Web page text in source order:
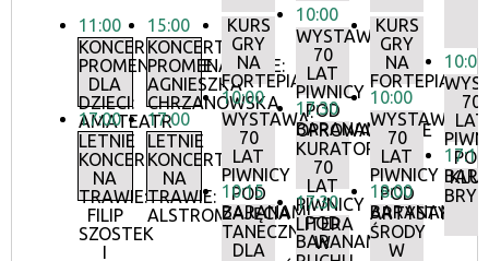
11:00
KONCERTY
PROMENADOWE
DLA
DZIECI:
AMATEATR
17:00
LETNIE
KONCERTY
NA
TRAWIE:
FILIP
SZOSTEK
I
15:00
KONCERTY
PROMENADOWE:
AGNIESZKA
CHRZANOWSKA
17:00
LETNIE
KONCERTY
NA
TRAWIE:
ALSTROMERIE
KURS
GRY
NA
FORTEPIANIE
10:00
WYSTAWA:
70
LAT
PIWNICY
POD
BARANAMI
10:15
ZAJĘCIA
TANECZNE
DLA
10:00
WYSTAWA:
70
LAT
PIWNICY
POD
BARANAMI
17:30
OPROWADZANIE
KURATORSKIE:
70
LAT
PIWNICY
POD
BARANAMI
17:30
LITERA
W
KURS
GRY
NA
FORTEPIANIE
10:00
WYSTAWA:
70
LAT
PIWNICY
POD
BARANAMI
18:00
ŚRODY
W
10:00
70
LAT
POD
17:15